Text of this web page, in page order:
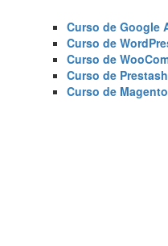
Curso de Google
Curso de
Curso de
Curso de
Curso de Magento